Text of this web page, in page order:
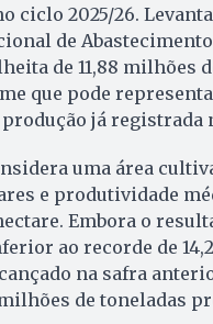
ciclo 2025/26.
de Abastecimento
de 11,88 milhões
que pode
já registrada
uma área
e produtividade
Embora o
ao recorde de
na safra
milhões de toneladas